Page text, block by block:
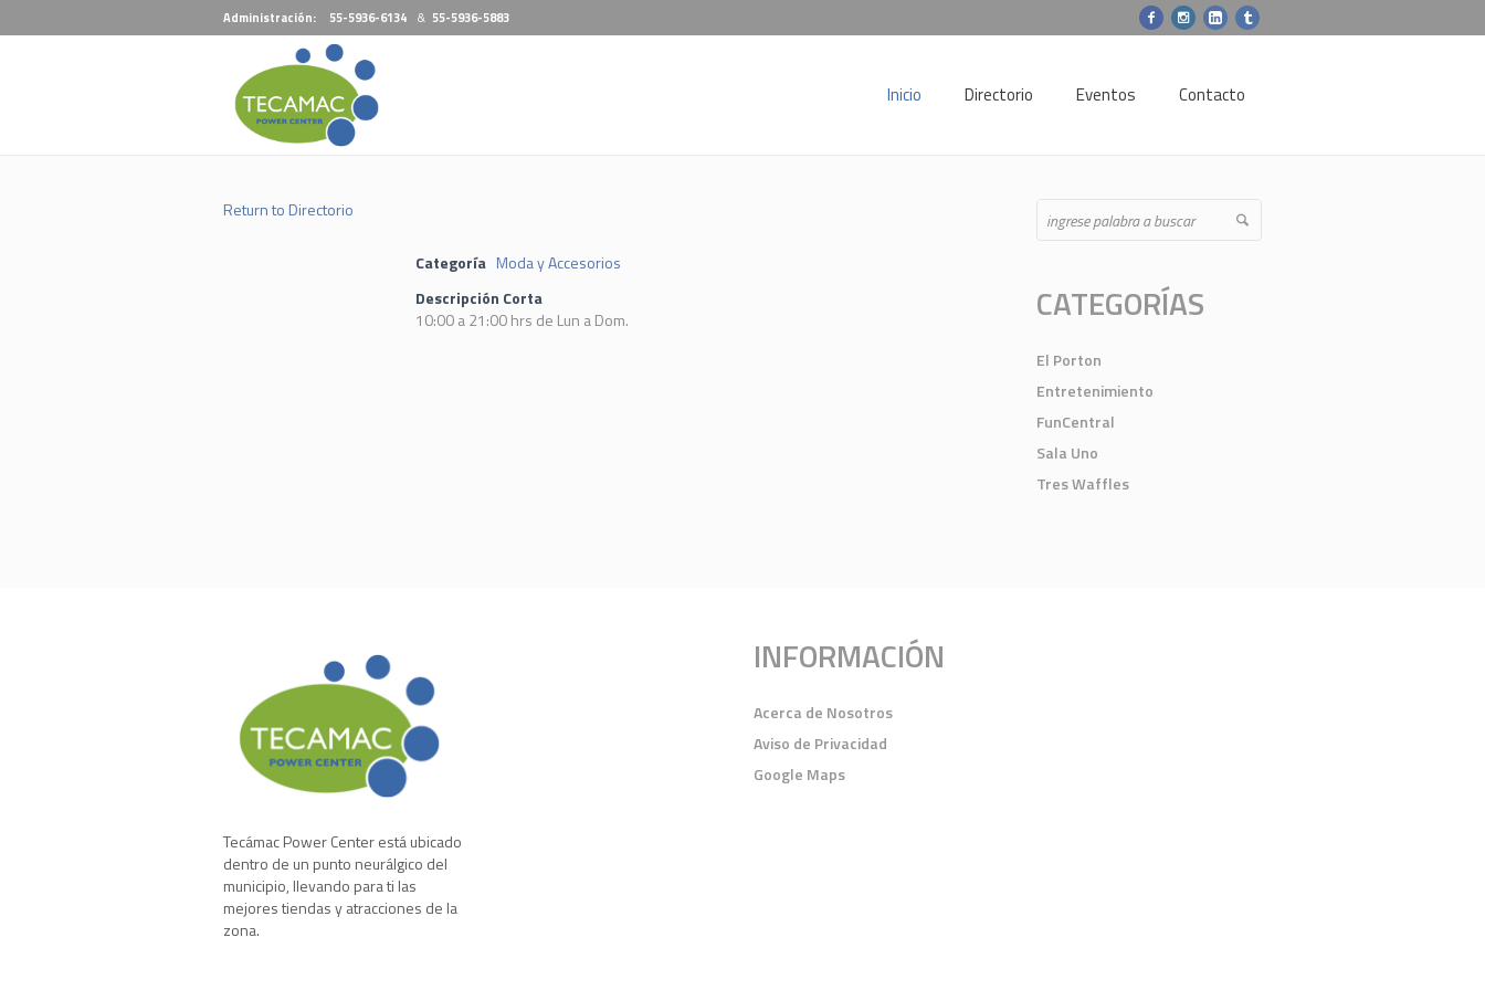
Administración: 55-5936-6134 & 55-5936-5883
Inicio Directorio Eventos Contacto
Return to Directorio
Categoría Moda y Accesorios
Descripción Corta
10:00 a 21:00 hrs de Lun a Dom.
CATEGORÍAS
El Porton
Entretenimiento
FunCentral
Sala Uno
Tres Waffles
Tecámac Power Center está ubicado
dentro de un punto neurálgico del
municipio, llevando para ti las
mejores tiendas y atracciones de la
zona.
INFORMACIÓN
Acerca de Nosotros
Aviso de Privacidad
Google Maps